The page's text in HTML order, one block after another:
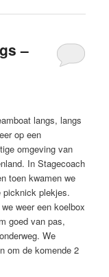
–
langs, langs
op een
omgeving van
In Stagecoach
toen kwamen we
picknick plekjes.
weer een koelbox
goed van pas,
We
om de komende 2